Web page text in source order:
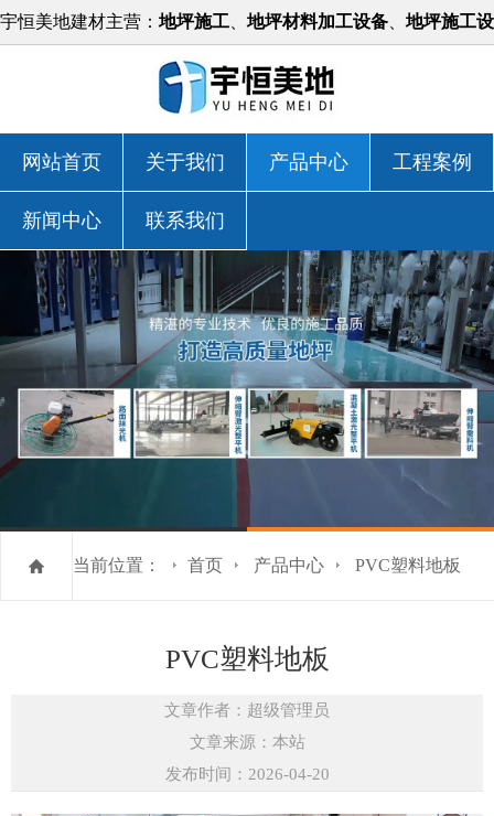
宇恒美地建材主营： 地坪施工 地坪材料加工设备 地坪施工设
备等，价格实惠！
网站首页 关于我们 产品中心 工程案例
新闻中心 联系我们
当前位置： 首页 产品中心 PVC塑料地板
PVC塑料地板
文章作者：超级管理员
文章来源：本站
发布时间：2026-04-20